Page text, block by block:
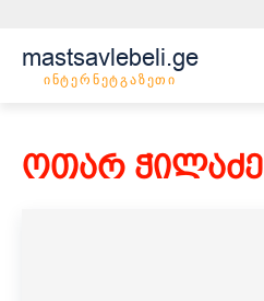
mastsavlebeli.ge
ინტერნეტგაზეთი
ოთარ ჭილაძე